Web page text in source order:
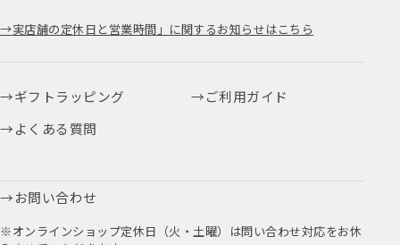
実店舗の定休日と営業時間」に関するお知らせはこちら
ギフトラッピング
ご利用ガイド
よくある質問
お問い合わせ
※オンラインショップ定休日（火・土曜）は問い合わせ対応をお休